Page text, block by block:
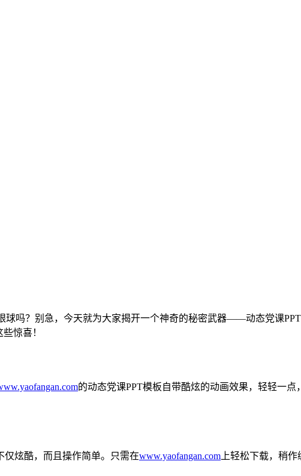
吗？别急，今天就为大家揭开一个神奇的秘密武器——动态党课
惊喜！
的动态党课PPT模板自带酷炫的动画效果，轻轻一
仅炫酷，而且操作简单。只需在www.yaofangan.com 上轻松下载，稍